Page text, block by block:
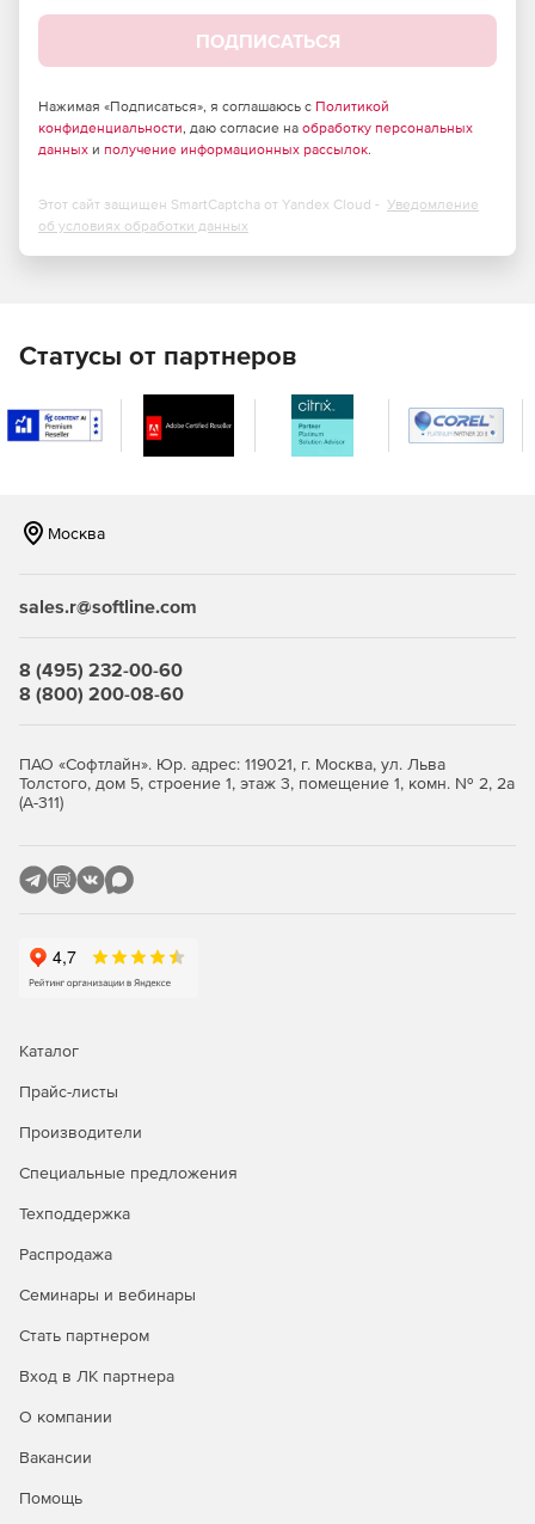
отправляются только измененные данные.
ПОДПИСАТЬСЯ
Нажимая «Подписаться», я соглашаюсь с Политикой
конфиденциальности, даю согласие на обработку персональных
данных и получение информационных рассылок.
Этот сайт защищен SmartCaptcha от Yandex Cloud - Уведомление
об условиях обработки данных
Статусы от партнеров
Москва
sales.r@softline.com
8 (495) 232-00-60
8 (800) 200-08-60
ПАО «Софтлайн». Юр. адрес: 119021, г. Москва, ул. Льва
Толстого, дом 5, строение 1, этаж 3, помещение 1, комн. № 2, 2а
(А-311)
Каталог
Прайс-листы
Производители
Специальные предложения
Техподдержка
Распродажа
Семинары и вебинары
Стать партнером
Вход в ЛК партнера
О компании
Вакансии
Помощь